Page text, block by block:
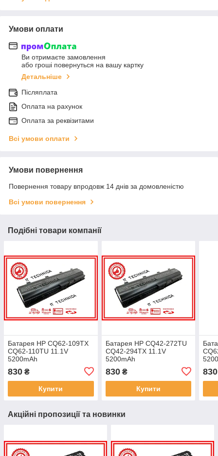
Умови оплати
Ви отримаєте замовлення
або гроші повернуться на вашу картку
Детальніше
Післяплата
Оплата на рахунок
Оплата за реквізитами
Всі умови оплати
Умови повернення
Повернення товару впродовж 14 днів за домовленістю
Всі умови повернення
Подібні товари компанії
Батарея HP CQ62-109TX
CQ62-110TU 11.1V
5200mAh
830 ₴
Купити
Батарея HP CQ42-272TU
CQ42-294TX 11.1V
5200mAh
830₴
Купити
830
Акційні пропозиції та новинки